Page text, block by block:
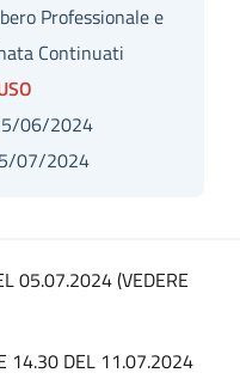
Professionale e
Continuati
06/2024
07/2024
05.07.2024 (VEDERE
14.30 DEL 11.07.2024